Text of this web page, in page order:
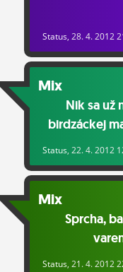
Status, 28. 4. 2012
Mix
Nik sa už
birdzáckej
Status, 22. 4. 2012
Mix
Sprcha,
Status, 21. 4. 2012